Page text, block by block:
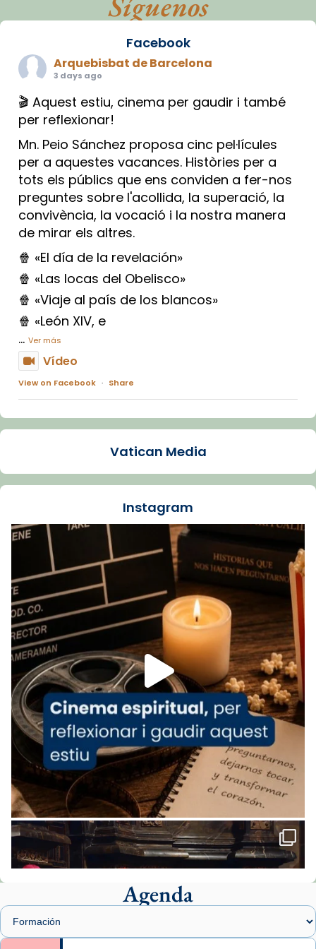
Facebook
Arquebisbat de Barcelona
3 days ago
🎬 Aquest estiu, cinema per gaudir i també
per reflexionar!
Mn. Peio Sánchez proposa cinc pel·lícules
per a aquestes vacances. Històries per a
tots els públics que ens conviden a fer-nos
preguntes sobre l'acollida, la superació, la
convivència, la vocació i la nostra manera
de mirar els altres.
🍿 «El día de la revelación»
🍿 «Las locas del Obelisco»
🍿 «Viaje al país de los blancos»
🍿 «León XIV, e
... Ver más
Vídeo
View on Facebook · Share
Arquebisbat de Barcelona
La Carmina va patir depressió. Fa gairebé
dos mesos, a l'Estadi Lluís Companys, la
Recupera l'entrevista comp
Vatican
tican News 👇
www.vaticannews.va/es/iglesia/news/2026-
07/carmina-historia-depresion-papa-viaje-
espana-testimoni...
Foto
View on Facebook · Share
Arquebisbat de Barcelona
2 weeks ago
«Avui les santes Juliana i Semproniana ens
ajuden a alçar la mirada»
Mons. Sergi Gordo, bisbe de Tortosa, ha
presidit aquest 27 de juliol la missa de Les
Santes de Mataró.
🔗tinyurl.com/cvu5jmbk
📸 J. Merino
Vatican Media
Instagram
Agenda